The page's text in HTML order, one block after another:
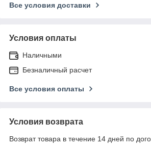
Все условия доставки
Условия оплаты
Наличными
Безналичный расчет
Все условия оплаты
Условия возврата
Возврат товара в течение 14 дней по